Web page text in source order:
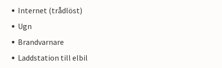
Internet (trådlöst)
Ugn
Brandvarnare
Laddstation till elbil